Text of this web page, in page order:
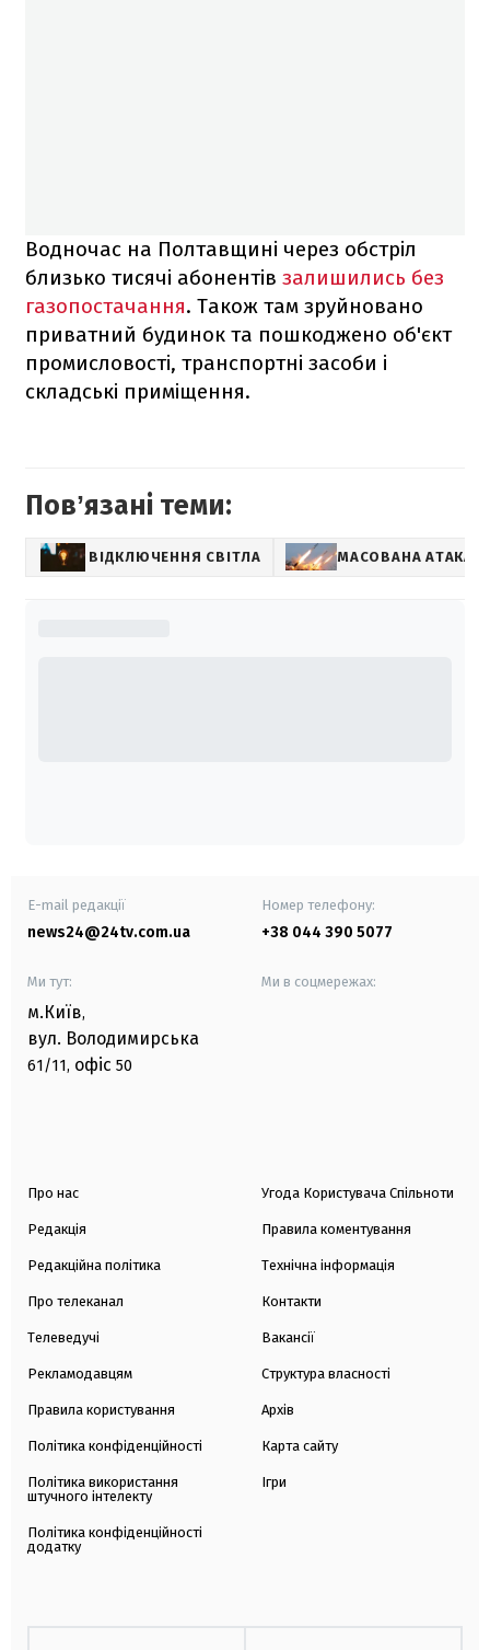
Водночас на Полтавщині через обстріл
близько тисячі абонентів залишились без
газопостачання. Також там зруйновано
приватний будинок та пошкоджено об'єкт
промисловості, транспортні засоби і
складські приміщення.
Повʼязані теми:
ВІДКЛЮЧЕННЯ СВІТЛА МАСОВАНА АТАКА
E-mail редакції
news24@24tv.com.ua
Номер телефону:
+38 044 390 5077
Ми тут:
м.Київ,
вул. Володимирська
61/11, офіс 50
Ми в соцмережах:
Про нас
Редакція
Редакційна політика
Про телеканал
Телеведучі
Рекламодавцям
Правила користування
Політика конфіденційності
Політика використання
штучного інтелекту
Політика конфіденційності
додатку
Угода Користувача Спільноти
Правила коментування
Технічна інформація
Контакти
Вакансії
Структура власності
Архів
Карта сайту
Ігри